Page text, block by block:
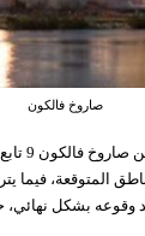
صاروخ فالكون
يُعتقد
المتوقعة، فيما
وقوعه بشكل نهائي،